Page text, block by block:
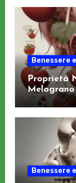
Benessere
Proprietà
Benessere